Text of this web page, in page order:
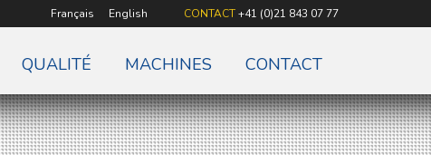
Français English CONTACT+41 (0)21 843 07 77
QUALITÉ MACHINES CONTACT